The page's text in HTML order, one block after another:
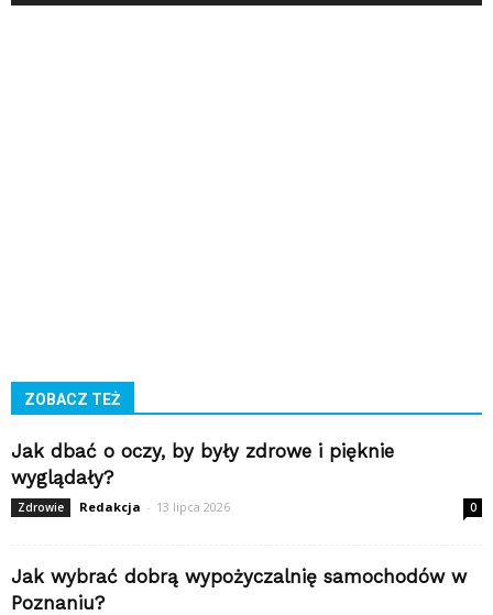
ZOBACZ TEŻ
Jak dbać o oczy, by były zdrowe i pięknie
wyglądały?
Zdrowie Redakcja - 13 lipca 2026 0
Jak wybrać dobrą wypożyczalnię samochodów w
Poznaniu?